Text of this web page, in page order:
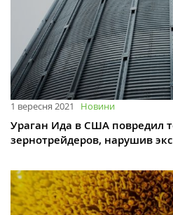
1 вересня 2021 Новини
Ураган Ида в США повредил
зернотрейдеров, нарушив